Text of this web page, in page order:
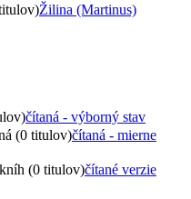
Žilina (Martinus)
čítaná - výborný stav
(0 titulov)čítaná - mierne
(0 titulov)čítané verzie